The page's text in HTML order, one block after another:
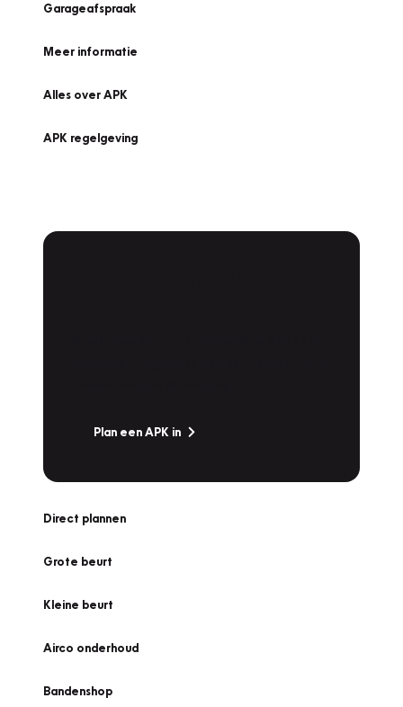
Garageafspraak
Meer informatie
Alles over APK
APK regelgeving
Plan een APK in
Direct plannen
Grote beurt
Kleine beurt
Airco onderhoud
Bandenshop